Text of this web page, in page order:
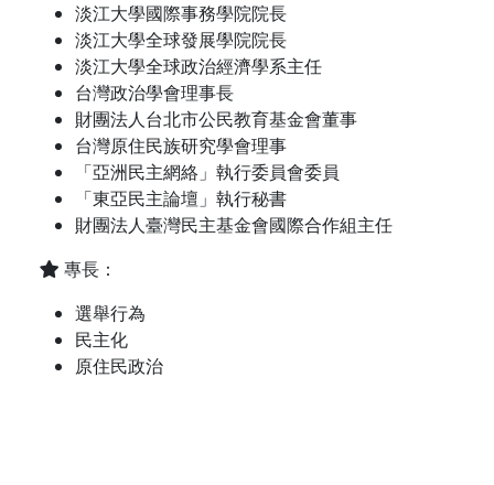
淡江大學國際事務學院院長
淡江大學全球發展學院院長
淡江大學全球政治經濟學系主任
台灣政治學會理事長
財團法人台北市公民教育基金會董事
台灣原住民族研究學會理事
「亞洲民主網絡」執行委員會委員
「東亞民主論壇」執行秘書
財團法人臺灣民主基金會國際合作組主任
專長：
選舉行為
民主化
原住民政治